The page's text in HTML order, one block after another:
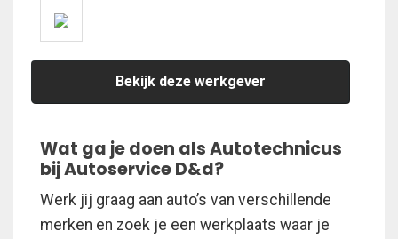
Bekijk deze werkgever
Wat ga je doen als Autotechnicus
bij Autoservice D&d?
Werk jij graag aan auto’s van verschillende
merken en zoek je een werkplaats waar je